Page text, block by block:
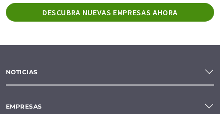
DESCUBRA NUEVAS EMPRESAS AHORA
NOTICIAS
EMPRESAS